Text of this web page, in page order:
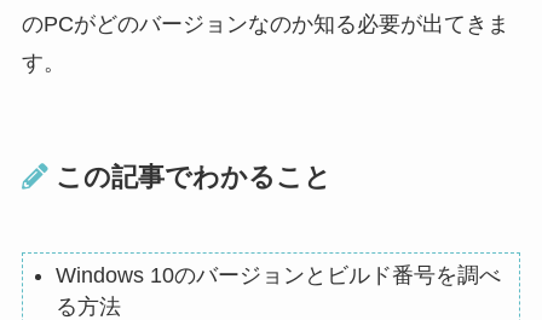
のPCがどのバージョンなのか知る必要が出てきま
す。
この記事でわかること
Windows 10のバージョンとビルド番号を調べ
る方法